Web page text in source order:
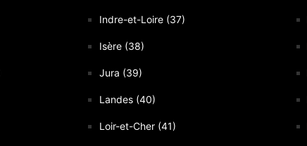
Indre-et-Loire (37)
Isère (38)
Jura (39)
Landes (40)
Loir-et-Cher (41)